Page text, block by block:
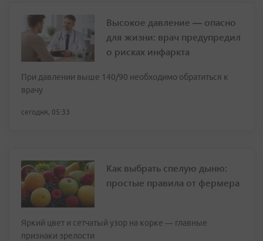
Высокое давление — опасно
для жизни: врач предупредил
о рисках инфаркта
При давлении выше 140/90 необходимо обратиться к
врачу
сегодня, 05:33
Как выбрать спелую дыню:
простые правила от фермера
Яркий цвет и сетчатый узор на корке — главные
признаки зрелости